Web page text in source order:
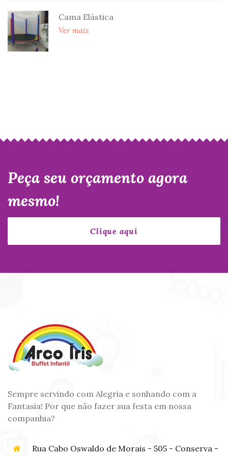
Cama Elástica
Ver mais
Peça seu orçamento agora
mesmo!
Sempre servindo com Alegria e sonhando com a
Fantasia! Por que não fazer sua festa em nossa
companhia?
Rua Cabo Oswaldo de Morais - 505 - Conserva -